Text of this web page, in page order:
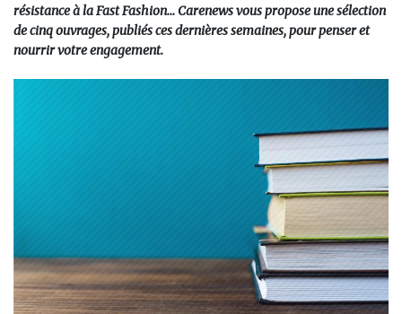
résistance à la Fast Fashion… Carenews vous propose une sélection
de cinq ouvrages, publiés ces dernières semaines, pour penser et
nourrir votre engagement.